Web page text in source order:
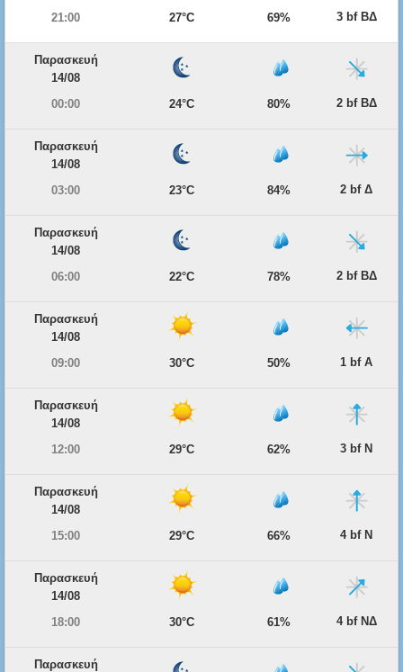
21:00
27°C 69% 3 bf ΒΔ
Παρασκευή
14/08
00:00
24°C 80% 2 bf ΒΔ
Παρασκευή
14/08
03:00
23°C 84% 2 bf Δ
Παρασκευή
14/08
06:00
22°C 78% 2 bf ΒΔ
Παρασκευή
14/08
09:00
30°C 50% 1 bf Α
Παρασκευή
14/08
12:00
29°C 62% 3 bf Ν
Παρασκευή
14/08
15:00
29°C 66% 4 bf Ν
Παρασκευή
14/08
18:00
30°C 61% 4 bf ΝΔ
Παρασκευή